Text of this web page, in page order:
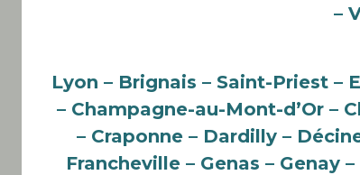
–
Lyon – Brignais – Saint-Priest –
– Champagne-au-Mont-d’Or –
– Craponne – Dardilly –
Francheville – Genas – Genay